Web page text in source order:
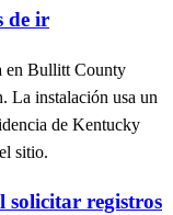
de ir
en Bullitt County
La instalación usa un
de Kentucky
sitio.
solicitar registros